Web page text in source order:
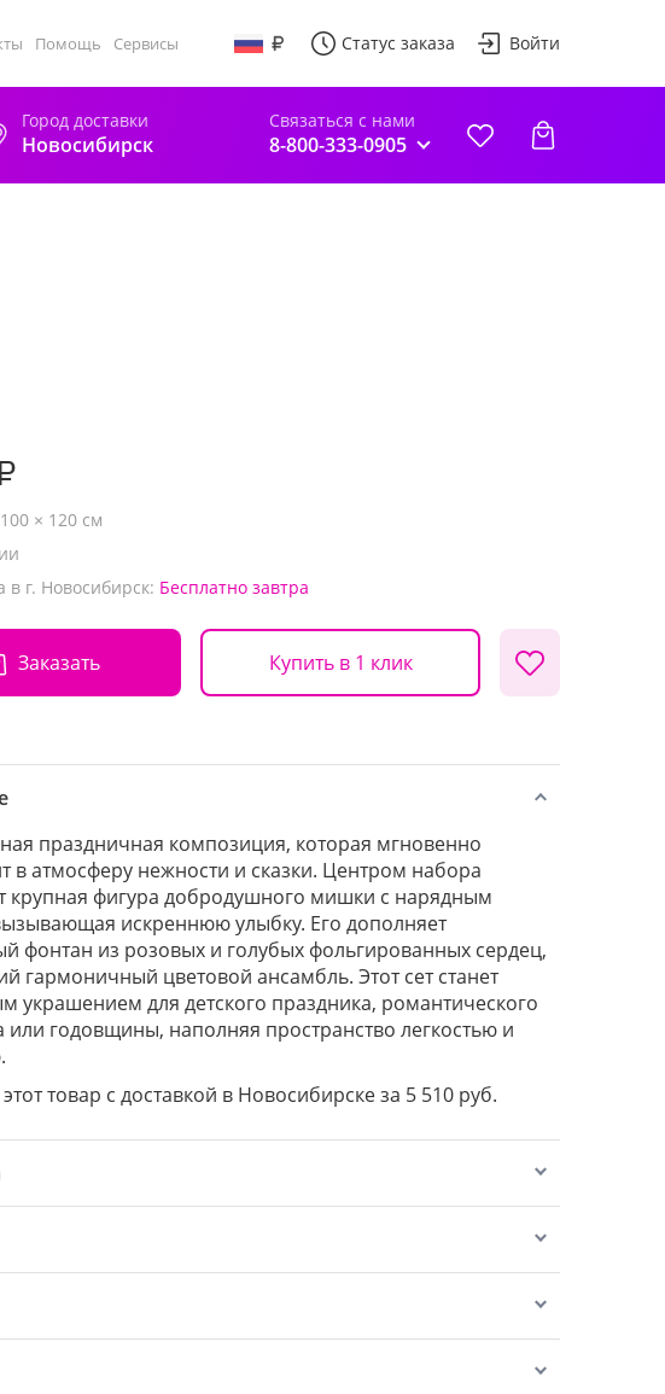
Помощь Сервисы Статус заказа Войти
Город доставки
Новосибирск
Связаться с нами
8-800-333-0905
100 × 120 см
в г. Новосибирск: Бесплатно завтра
Заказать Купить в 1 клик
праздничная композиция, которая мгновенно
в атмосферу нежности и сказки. Центром набора
крупная фигура добродушного мишки с нарядным
искреннюю улыбку. Его дополняет
фонтан из розовых и голубых фольгированных сердец,
гармоничный цветовой ансамбль. Этот сет станет
украшением для детского праздника, романтического
или годовщины, наполняя пространство легкостью и
товар с доставкой в Новосибирске за 5 510 руб.